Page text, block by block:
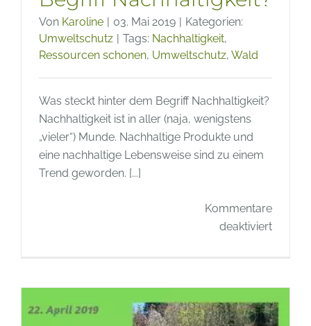
Von Karoline 03. Mai 2019
Kategorien:
Umweltschutz
Tags: Nachhaltigkeit,
Ressourcen schonen, Umweltschutz, Wald
Was steckt hinter dem Begriff Nachhaltigkeit?
Nachhaltigkeit ist in aller (naja, wenigstens
„vieler“) Munde. Nachhaltige Produkte und
eine nachhaltige Lebensweise sind zu einem
Trend geworden. [...]
Kommentare
deaktiviertfür
Begriff